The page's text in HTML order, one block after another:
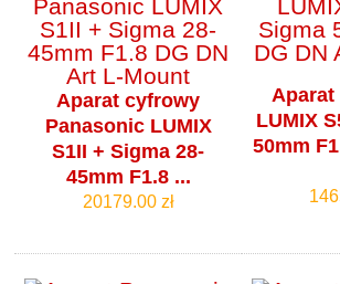
Aparat cyfrowy
Panasonic LUMIX
S1II + Sigma 28-
45mm F1.8 ...
20179.00 zł
Aparat
LUMIX
50mm